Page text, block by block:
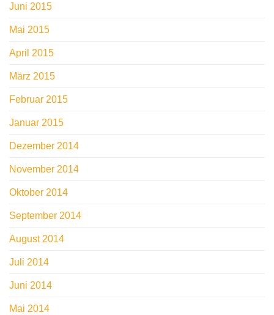
Juni 2015
Mai 2015
April 2015
März 2015
Februar 2015
Januar 2015
Dezember 2014
November 2014
Oktober 2014
September 2014
August 2014
Juli 2014
Juni 2014
Mai 2014